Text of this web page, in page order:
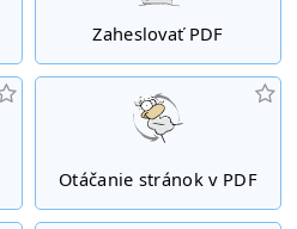
Zaheslovať PDF
Otáčanie stránok v PDF